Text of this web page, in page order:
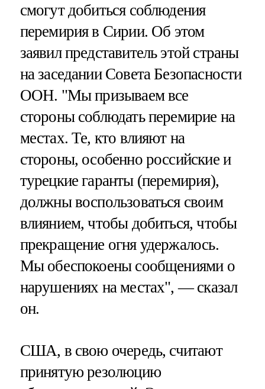
смогут добиться соблюдения
перемирия в Сирии. Об этом
заявил представитель этой страны
на заседании Совета Безопасности
ООН. "Мы призываем все
стороны соблюдать перемирие на
местах. Те, кто влияют на
стороны, особенно российские и
турецкие гаранты (перемирия),
должны воспользоваться своим
влиянием, чтобы добиться, чтобы
прекращение огня удержалось.
Мы обеспокоены сообщениями о
нарушениях на местах", — сказал
он.
США, в свою очередь, считают
принятую резолюцию